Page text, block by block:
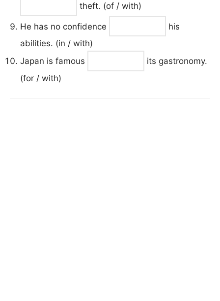
theft. (of / with)
He has no confidence
his
abilities. (in / with)
Japan is famous
its gastronomy.
(for / with)